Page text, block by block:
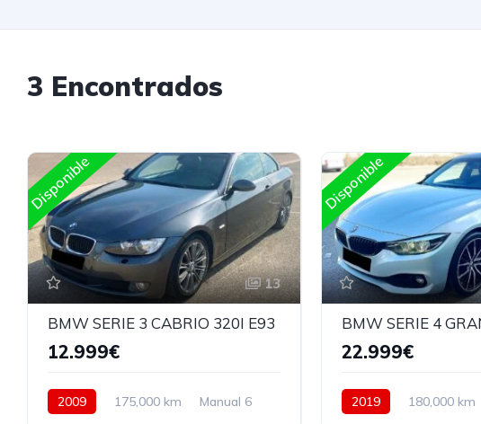
3 Encontrados
Disponible
13
BMW SERIE 3 CABRIO 320I E93
12.999€
2009 175,000 km
Manual 6
Disponible
22.999€
2019 180,000 km